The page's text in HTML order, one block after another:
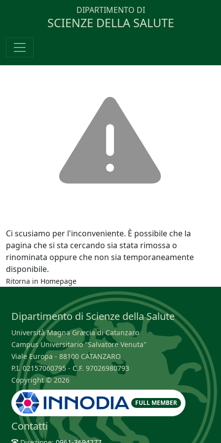
DIPARTIMENTO DI
SCIENZE DELLA SALUTE
Ci scusiamo per l'inconveniente. È possibile che la
pagina che si sta cercando sia stata rimossa o
rinominata oppure che non sia temporaneamente
disponibile.
Ritorna in Homepage
Dipartimento di Scienze della Salute
Università Magna Græcia di Catanzaro
Campus Universitario "Salvatore Venuta"
Viale Europa - 88100 CATANZARO
P.I. 02157060795 - C.F. 97026980793
Copyright © 2026
FULL MEMBER
Contatti